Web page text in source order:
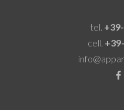
tel.
cell.